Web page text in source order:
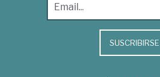
SUSCRIBIRSE